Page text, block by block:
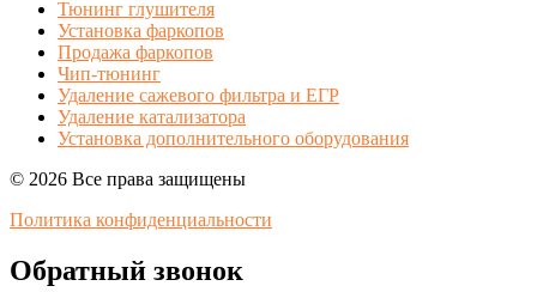
Тюнинг глушителя
Установка фаркопов
Продажа фаркопов
Чип-тюнинг
Удаление сажевого фильтра и ЕГР
Удаление катализатора
Установка дополнительного оборудования
© 2026 Все права защищены
Политика конфиденциальности
Обратный звонок